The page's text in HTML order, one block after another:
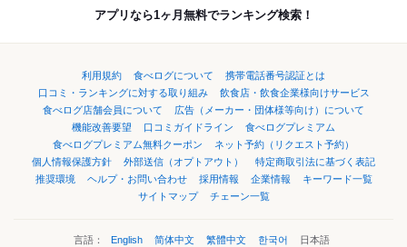
アプリなら1ヶ月無料でランキング検索！
利用規約 食べログについて
携帯電話番号認証とは
口コミ・ランキングに対する取り組み
飲食店・飲食企業様向けサービス
食べログ店舗会員について
広告（メーカー・団体様等向け）について
機能改善要望
口コミガイドライン
食べログプレミアム
食べログプレミアム無料クーポン
ネット予約（リクエスト予約）
個人情報保護方針
外部送信（オプトアウト）
特定商取引法に基づく表記
推奨環境
ヘルプ・お問い合わせ 採用情報 企業情報
キーワード一覧
サイトマップ
チェーン一覧
言語： English 简体中文 繁體中文 한국어 日本語